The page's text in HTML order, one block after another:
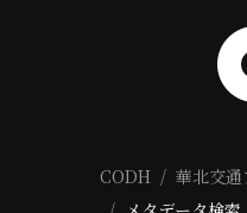
CODH 華北交